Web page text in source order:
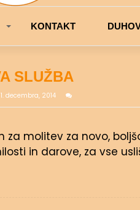
KONTAKT
SLUŽBA
1. decembra, 2014
za molitev za novo,
in darove, za vse